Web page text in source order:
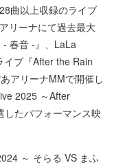
曲以上収録のライブ
リーナにて過去最大
春音 -』、LaLa
イブ『After the Rain
アリーナMMで開催し
2025 ～After
したパフォーマンス映
～ そらる VS まふ